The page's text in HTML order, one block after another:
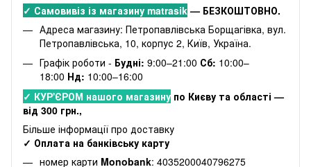
✓ Самовивіз із магазину matrasik— БЕЗКОШТОВНО.
Адреса магазину: Петропавлівська Борщагівка, вул.
Петропавлівська, 10, корпус 2, Київ, Україна.
Графік роботи - Будні: 9:00–21:00 Сб: 10:00–
18:00 Нд: 10:00–16:00
✓ КУР'ЄРОМ нашого магазину по Києву та області —
від 300 грн.,
Більше інформації про доставку
✓ Оплата на банківську карту
номер карти Monobank: 4035200040796275